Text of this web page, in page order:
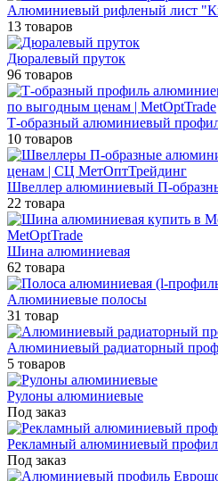
Алюминиевый рифленый лист
13 товаров
Дюралевый пруток
96 товаров
Т-образный алюминиевый
10 товаров
Швеллер алюминиевый П-
22 товара
Шина алюминиевая
62 товара
Алюминиевые полосы
31 товар
Алюминиевый радиаторный
5 товаров
Рулоны алюминиевые
Под заказ
Рекламный алюминиевый
Под заказ